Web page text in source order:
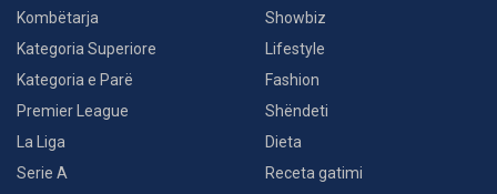
Kombëtarja
Kategoria Superiore
Kategoria e Parë
Premier League
La Liga
Serie A
Showbiz
Lifestyle
Fashion
Shëndeti
Dieta
Receta gatimi